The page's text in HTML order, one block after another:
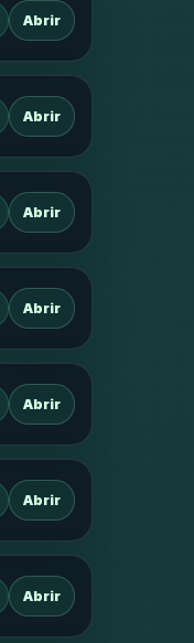
Abrir
Abrir
Abrir
Abrir
Abrir
Abrir
Abrir